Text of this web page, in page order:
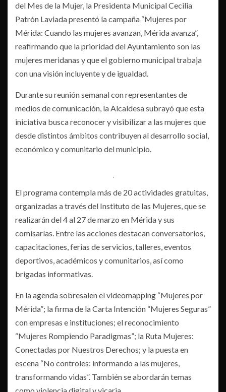
del Mes de la Mujer, la Presidenta Municipal Cecilia
Patrón Laviada presentó la campaña “Mujeres por
Mérida: Cuando las mujeres avanzan, Mérida avanza”,
reafirmando que la prioridad del Ayuntamiento son las
mujeres meridanas y que el gobierno municipal trabaja
con una visión incluyente y de igualdad.
Durante su reunión semanal con representantes de
medios de comunicación, la Alcaldesa subrayó que esta
iniciativa busca reconocer y visibilizar a las mujeres que
desde distintos ámbitos contribuyen al desarrollo social,
económico y comunitario del municipio.
El programa contempla más de 20 actividades gratuitas,
organizadas a través del Instituto de las Mujeres, que se
realizarán del 4 al 27 de marzo en Mérida y sus
comisarías. Entre las acciones destacan conversatorios,
capacitaciones, ferias de servicios, talleres, eventos
deportivos, académicos y comunitarios, así como
brigadas informativas.
En la agenda sobresalen el videomapping “Mujeres por
Mérida”; la firma de la Carta Intención “Mujeres Seguras”
con empresas e instituciones; el reconocimiento
“Mujeres Rompiendo Paradigmas”; la Ruta Mujeres:
Conectadas por Nuestros Derechos; y la puesta en
escena “No controles: informando a las mujeres,
transformando vidas”. También se abordarán temas